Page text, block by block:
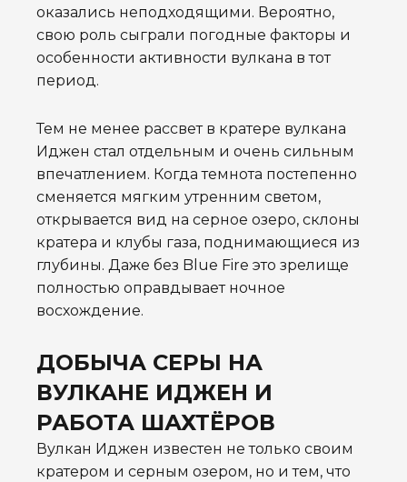
оказались неподходящими. Вероятно,
свою роль сыграли погодные факторы и
особенности активности вулкана в тот
период.
Тем не менее рассвет в кратере вулкана
Иджен стал отдельным и очень сильным
впечатлением. Когда темнота постепенно
сменяется мягким утренним светом,
открывается вид на серное озеро, склоны
кратера и клубы газа, поднимающиеся из
глубины. Даже без Blue Fire это зрелище
полностью оправдывает ночное
восхождение.
ДОБЫЧА СЕРЫ НА
ВУЛКАНЕ ИДЖЕН И
РАБОТА ШАХТЁРОВ
Вулкан Иджен известен не только своим
кратером и серным озером, но и тем, что